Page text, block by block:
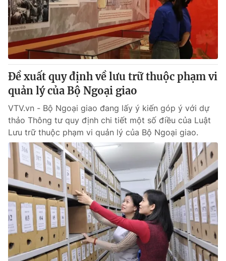
Đề xuất quy định về lưu trữ thuộc phạm vi
quản lý của Bộ Ngoại giao
VTV.vn - Bộ Ngoại giao đang lấy ý kiến góp ý với dự
thảo Thông tư quy định chi tiết một số điều của Luật
Lưu trữ thuộc phạm vi quản lý của Bộ Ngoại giao.